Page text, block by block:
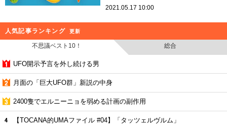
2021.05.17 10:00
人気記事ランキング 更新
不思議ベスト10！ 総合
UFO開示予言を外し続ける男
月面の「巨大UFO群」新説の中身
2400隻でエルニーニョを弱める計画の副作用
【TOCANA的UMAファイル #04】「タッツェルヴルム」